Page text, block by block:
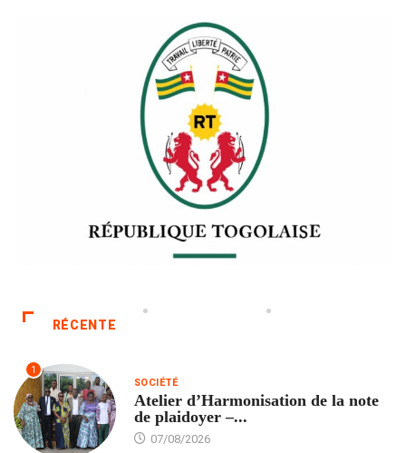
RÉCENTE
1
SOCIÉTÉ
Atelier d’Harmonisation de la note
de plaidoyer –...
07/08/2026